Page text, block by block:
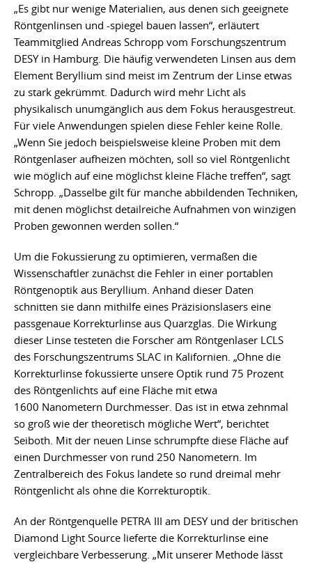
„Es gibt nur wenige Materialien, aus denen sich geeignete
Röntgenlinsen und -spiegel bauen lassen“, erläutert
Teammitglied Andreas Schropp vom Forschungszentrum
DESY in Hamburg. Die häufig verwendeten Linsen aus dem
Element Beryllium sind meist im Zentrum der Linse etwas
zu stark gekrümmt. Dadurch wird mehr Licht als
physikalisch unumgänglich aus dem Fokus herausgestreut.
Für viele Anwendungen spielen diese Fehler keine Rolle.
„Wenn Sie jedoch beispielsweise kleine Proben mit dem
Röntgenlaser aufheizen möchten, soll so viel Röntgenlicht
wie möglich auf eine möglichst kleine Fläche treffen“, sagt
Schropp. „Dasselbe gilt für manche abbildenden Techniken,
mit denen möglichst detailreiche Aufnahmen von winzigen
Proben gewonnen werden sollen.“
Um die Fokussierung zu optimieren, vermaßen die
Wissenschaftler zunächst die Fehler in einer portablen
Röntgenoptik aus Beryllium. Anhand dieser Daten
schnitten sie dann mithilfe eines Präzisionslasers eine
passgenaue Korrekturlinse aus Quarzglas. Die Wirkung
dieser Linse testeten die Forscher am Röntgenlaser LCLS
des Forschungszentrums SLAC in Kalifornien. „Ohne die
Korrekturlinse fokussierte unsere Optik rund 75 Prozent
des Röntgenlichts auf eine Fläche mit etwa
1600 Nanometern Durchmesser. Das ist in etwa zehnmal
so groß wie der theoretisch mögliche Wert“, berichtet
Seiboth. Mit der neuen Linse schrumpfte diese Fläche auf
einen Durchmesser von rund 250 Nanometern. Im
Zentralbereich des Fokus landete so rund dreimal mehr
Röntgenlicht als ohne die Korrekturoptik.
An der Röntgenquelle PETRA III am DESY und der britischen
Diamond Light Source lieferte die Korrekturlinse eine
vergleichbare Verbesserung. „Mit unserer Methode lässt